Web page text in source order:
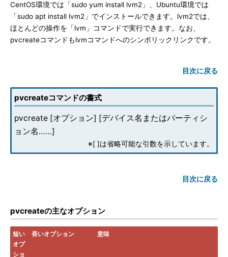
CentOS環境では「sudo yum install lvm2」、Ubuntu環境では
「sudo apt install lvm2」でインストールできます。lvm2では、
ほとんどの操作を「lvm」コマンドで実行できます。なお、
pvcreateコマンドもlvmコマンドへのシンボリックリンクです。
目次に戻る
pvcreateコマンドの書式
pvcreate [オプション] [デバイス名またはパーティシ
ョン名……]
※[ ]は省略可能な引数を示しています。
目次に戻る
pvcreateの主なオプション
短い
オプ
ショ
長いオプション 意味